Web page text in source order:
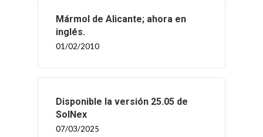
Mármol de Alicante; ahora en
inglés.
01/02/2010
Disponible la versión 25.05 de
SolNex
07/03/2025